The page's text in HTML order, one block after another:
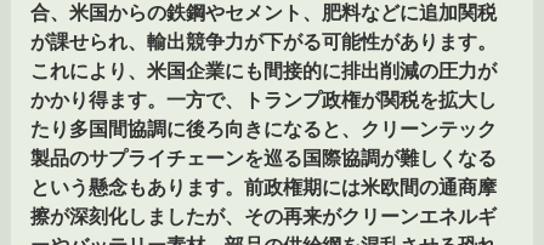
合、米国からの鉄鋼やセメント、肥料などに追加関税
が課せられ、輸出競争力が下がる可能性があります。
これにより、米国企業にも間接的に排出削減の圧力が
かかり得ます。一方で、トランプ政権が関税を拡大し
たり多国間協調に後ろ向きになると、クリーンテック
製品のサプライチェーンを巡る国際協調が難しくなる
という懸念もあります。前政権期には米欧間の通商摩
擦が深刻化しましたが、その再来がクリーンエネルギ